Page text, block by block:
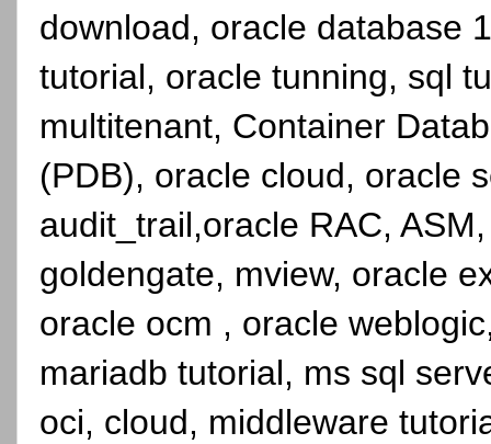
download, oracle database
tutorial, oracle tunning, sql
multitenant, Container
(PDB), oracle cloud, oracle
audit_trail,oracle RAC,
goldengate, mview, oracle
oracle ocm , oracle
mariadb tutorial, ms sql
oci, cloud, middleware